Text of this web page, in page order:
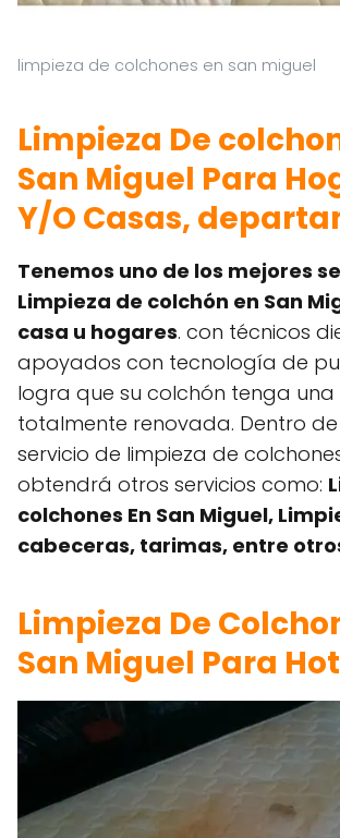
limpieza de colchones en san miguel
Limpieza De
San Miguel Para
Y/O Casas,
Tenemos uno de los mejores
Limpieza de colchón en San
casa u hogares. con técnicos
apoyados con tecnología de
logra que su colchón tenga
totalmente renovada. Dentro
servicio de limpieza de
obtendrá otros servicios como:
colchones En San Miguel,
cabeceras, tarimas, entre
Limpieza De
San Miguel Para